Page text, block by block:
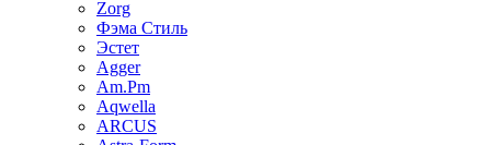
Zorg
Фэма Стиль
Эстет
Agger
Am.Pm
Aqwella
ARCUS